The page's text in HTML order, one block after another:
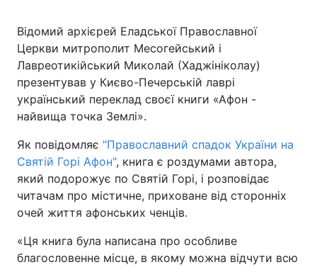
Головна Війна
Економіка Світ
Спорт Наука
Зброя Інциденти
Відомий архієрей Еладської Православної
Церкви митрополит Месогейський і
Лавреотикійський Миколай (Хаджініколау)
презентував у Києво-Печерській лаврі
український переклад своєї книги «Афон -
найвища точка Землі».
Як повідомляє "Православний спадок України на
Святій Горі Афон", книга є роздумами автора,
який подорожує по Святій Горі, і розповідає
читачам про містичне, приховане від сторонніх
очей життя афонських ченців.
«Ця книга була написана про особливе
благословенне місце, в якому можна відчути всю